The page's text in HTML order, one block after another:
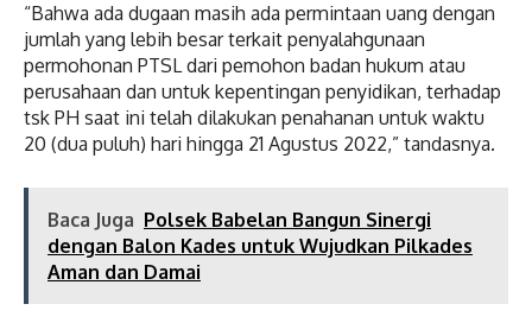
“Bahwa ada dugaan masih ada permintaan uang dengan
jumlah yang lebih besar terkait penyalahgunaan
permohonan PTSL dari pemohon badan hukum atau
perusahaan dan untuk kepentingan penyidikan, terhadap
tsk PH saat ini telah dilakukan penahanan untuk waktu
20 (dua puluh) hari hingga 21 Agustus 2022,” tandasnya.
Baca Juga Polsek Babelan Bangun Sinergi
dengan Balon Kades untuk Wujudkan Pilkades
Aman dan Damai